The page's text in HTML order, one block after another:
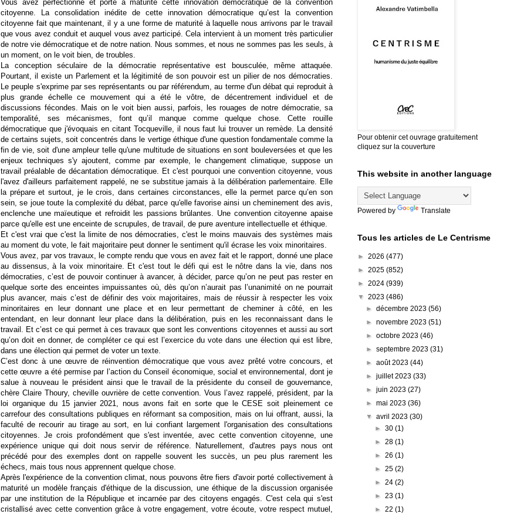
Vous avez perfectionné et porté à maturité cette innovation démocratique de la convention
citoyenne. La consolidation inédite de cette innovation démocratique qu’est la convention
citoyenne fait que maintenant, il y a une forme de maturité à laquelle nous arrivons par le travail
que vous avez conduit et auquel vous avez participé. Cela intervient à un moment très particulier
de notre vie démocratique et de notre nation. Nous sommes, et nous ne sommes pas les seuls, à
un moment, on le voit bien, de troubles.
La conception séculaire de la démocratie représentative est bousculée, même attaquée.
Pourtant, il existe un Parlement et la légitimité de son pouvoir est un pilier de nos démocraties.
Le peuple s'exprime par ses représentants ou par référendum, au terme d'un débat qui reproduit à
plus grande échelle ce mouvement qui a été le vôtre, de décentrement individuel et de
discussions fécondes. Mais on le voit bien aussi, parfois, les rouages de notre démocratie, sa
temporalité, ses mécanismes, font qu’il manque comme quelque chose. Cette rouille
démocratique que j'évoquais en citant Tocqueville, il nous faut lui trouver un remède. La densité
de certains sujets, soit concentrés dans le vertige éthique d'une question fondamentale comme la
fin de vie, soit d'une ampleur telle qu'une multitude de situations en sont bouleversées et que les
enjeux techniques s'y ajoutent, comme par exemple, le changement climatique, suppose un
travail préalable de décantation démocratique. Et c'est pourquoi une convention citoyenne, vous
l'avez d'ailleurs parfaitement rappelé, ne se substitue jamais à la délibération parlementaire. Elle
la prépare et surtout, je le crois, dans certaines circonstances, elle la permet parce qu’en son
sein, se joue toute la complexité du débat, parce qu'elle favorise ainsi un cheminement des avis,
enclenche une maïeutique et refroidit les passions brûlantes. Une convention citoyenne apaise
parce qu'elle est une enceinte de scrupules, de travail, de pure aventure intellectuelle et éthique.
Et c'est vrai que c'est la limite de nos démocraties, c'est le moins mauvais des systèmes mais
au moment du vote, le fait majoritaire peut donner le sentiment qu'il écrase les voix minoritaires.
Vous avez, par vos travaux, le compte rendu que vous en avez fait et le rapport, donné une place
au dissensus, à la voix minoritaire. Et c'est tout le défi qui est le nôtre dans la vie, dans nos
démocraties, c’est de pouvoir continuer à avancer, à décider, parce qu’on ne peut pas rester en
quelque sorte des enceintes impuissantes où, dès qu’on n’aurait pas l’unanimité on ne pourrait
plus avancer, mais c’est de définir des voix majoritaires, mais de réussir à respecter les voix
minoritaires en leur donnant une place et en leur permettant de cheminer à côté, en les
entendant, en leur donnant leur place dans la délibération, puis en les reconnaissant dans le
travail. Et c’est ce qui permet à ces travaux que sont les conventions citoyennes et aussi au sort
qu’on doit en donner, de compléter ce qui est l’exercice du vote dans une élection qui est libre,
dans une élection qui permet de voter un texte.
C’est donc à une œuvre de réinvention démocratique que vous avez prêté votre concours, et
cette œuvre a été permise par l’action du Conseil économique, social et environnemental, dont je
salue à nouveau le président ainsi que le travail de la présidente du conseil de gouvernance,
chère Claire Thoury, cheville ouvrière de cette convention. Vous l’avez rappelé, président, par la
loi organique du 15 janvier 2021, nous avons fait en sorte que le CESE soit pleinement ce
carrefour des consultations publiques en réformant sa composition, mais on lui offrant, aussi, la
faculté de recourir au tirage au sort, en lui confiant largement l'organisation des consultations
citoyennes. Je crois profondément que s'est inventée, avec cette convention citoyenne, une
expérience unique qui doit nous servir de référence. Naturellement, d'autres pays nous ont
précédé pour des exemples dont on rappelle souvent les succès, un peu plus rarement les
échecs, mais tous nous apprennent quelque chose.
Après l'expérience de la convention climat, nous pouvons être fiers d'avoir porté collectivement à
maturité un modèle français d'éthique de la discussion, une éthique de la discussion organisée
par une institution de la République et incarnée par des citoyens engagés. C'est cela qui s'est
cristallisé avec cette convention grâce à votre engagement, votre écoute, votre respect mutuel,
Pour obtenir cet ouvrage gratuitement
cliquez sur la couverture
This website in another language
Powered by Translate
Tous les articles de Le Centrisme
► 2026 (477)
► 2025 (852)
► 2024 (939)
▼ 2023 (486)
►décembre 2023(56)
►novembre 2023(51)
►octobre 2023(46)
►septembre 2023(31)
►août 2023(44)
►juillet 2023(33)
►juin 2023(27)
►mai 2023(36)
▼avril 2023(30)
► 30 (1)
► 28 (1)
► 26 (1)
► 25 (2)
► 24 (2)
► 23 (1)
► 22 (1)